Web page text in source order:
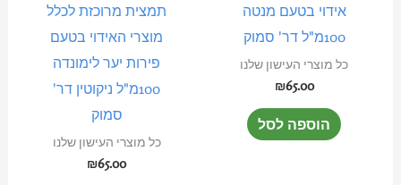
אידוי בטעם מנטה
100מ"ל דר' סמוק
כל מוצרי העישון שלנו
₪65.00
הוספה לסל
תמצית מרוכזת לכלל
מוצרי האידוי בטעם
פירות יער לימונדה
100מ"ל ניקוטין דר'
סמוק
כל מוצרי העישון שלנו
₪65.00